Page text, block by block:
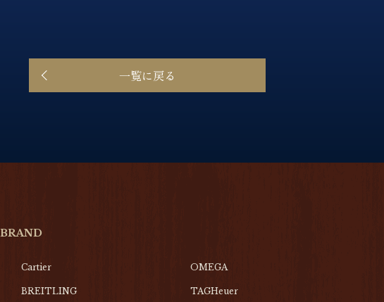
一覧に戻る
BRAND
Cartier OMEGA
BREITLING TAGHeuer